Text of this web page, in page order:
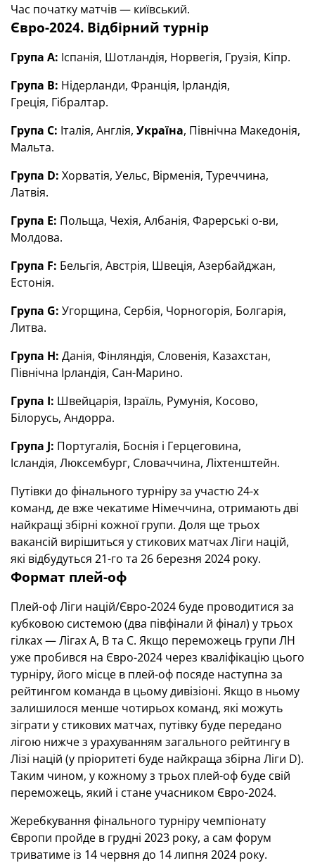
Час початку матчів — київський.
Євро-2024. Відбірний турнір
Група А: Іспанія, Шотландія, Норвегія, Грузія, Кіпр.
Група В: Нідерланди, Франція, Ірландія,
Греція, Гібралтар.
Група С: Італія, Англія, Україна, Північна Македонія,
Мальта.
Група D: Хорватія, Уельс, Вірменія, Туреччина,
Латвія.
Група Е: Польща, Чехія, Албанія, Фарерські о-ви,
Молдова.
Група F: Бельгія, Австрія, Швеція, Азербайджан,
Естонія.
Група G: Угорщина, Сербія, Чорногорія, Болгарія,
Литва.
Група H: Данія, Фінляндія, Словенія, Казахстан,
Північна Ірландія, Сан-Марино.
Група I: Швейцарія, Ізраїль, Румунія, Косово,
Білорусь, Андорра.
Група J: Португалія, Боснія і Герцеговина,
Ісландія, Люксембург, Словаччина, Ліхтенштейн.
Путівки до фінального турніру за участю 24-х
команд, де вже чекатиме Німеччина, отримають дві
найкращі збірні кожної групи. Доля ще трьох
вакансій вирішиться у стикових матчах Ліги націй,
які відбудуться 21-го та 26 березня 2024 року.
Формат плей-оф
Плей-оф Ліги націй/Євро-2024 буде проводитися за
кубковою системою (два півфінали й фінал) у трьох
гілках — Лігах А, В та С. Якщо переможець групи ЛН
уже пробився на Євро-2024 через кваліфікацію цього
турніру, його місце в плей-оф посяде наступна за
рейтингом команда в цьому дивізіоні. Якщо в ньому
залишилося менше чотирьох команд, які можуть
зіграти у стикових матчах, путівку буде передано
лігою нижче з урахуванням загального рейтингу в
Лізі націй (у пріоритеті буде найкраща збірна Ліги D).
Таким чином, у кожному з трьох плей-оф буде свій
переможець, який і стане учасником Євро-2024.
Жеребкування фінального турніру чемпіонату
Європи пройде в грудні 2023 року, а сам форум
триватиме із 14 червня до 14 липня 2024 року.